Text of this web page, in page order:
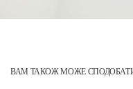
ВАМ ТАКОЖ МОЖЕ